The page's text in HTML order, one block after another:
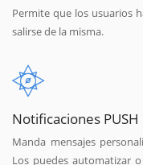
Permite que los usuarios
salirse de la misma.
Notificaciones PUSH
Manda mensajes
Los puedes automatizar